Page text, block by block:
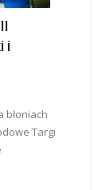
i
błoniach
Targi